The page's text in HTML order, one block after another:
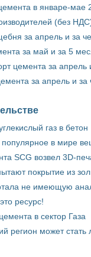
в январе-мае
(без
за апрель и за
за май и за 5
цемента за
за апрель и
газ в бетон
в мире
SCG возвел 3D-
покрытие из
не имеющую
ресурс!
в сектор Газа
регион может